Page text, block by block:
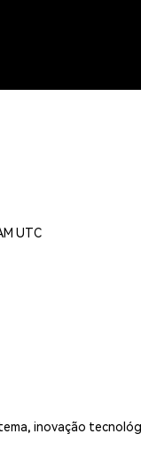
UTC
inovação